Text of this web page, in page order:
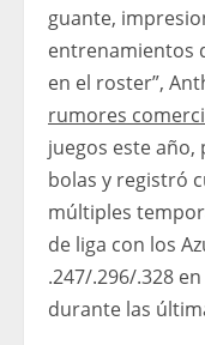
guante,
entrenamientos
en el roster”,
rumores
juegos este
bolas y registró
múltiples
de liga con los
.247/.296/.328
durante las